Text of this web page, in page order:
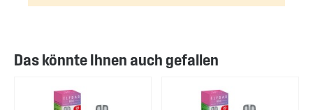
Das könnte Ihnen auch gefallen